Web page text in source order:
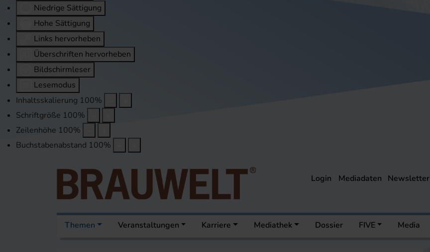
Niedrige Sättigung
Hohe Sättigung
Links hervorheben
Überschriften hervorheben
Bildschirmleser
Lesemodus
Inhaltsskalierung 100%
Schriftgröße 100%
Zeilenhöhe 100%
Buchstabenabstand 100%
Login Mediadaten Newsletter
Themen Veranstaltungen Karriere Mediathek Dossier FIVE Media